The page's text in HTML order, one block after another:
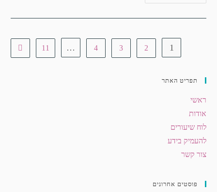
1
2
3
4
…
11
תפריט האתר
ראשי
אודות
לוח שיעורים
להעמיק בידע
צור קשר
פוסטים אחרונים